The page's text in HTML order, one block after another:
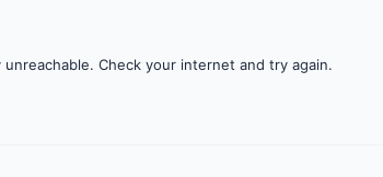
Check your internet and try again.